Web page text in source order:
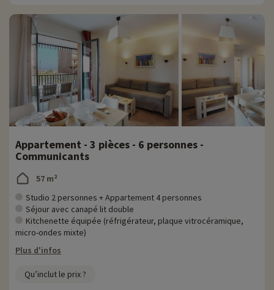
Appartement - 3 pièces - 6 personnes -
Communicants
57 m²
Studio 2 personnes + Appartement 4 personnes
Séjour avec canapé lit double
Kitchenette équipée (réfrigérateur, plaque vitrocéramique,
micro-ondes mixte)
Plus d'infos
Qu’inclut le prix ?